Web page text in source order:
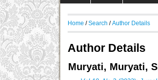
Home / Search / Author Details
Author Details
Muryati, Muryati,